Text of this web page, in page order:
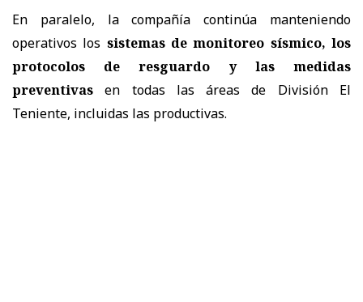
En paralelo, la compañía continúa manteniendo
operativos los sistemas de monitoreo sísmico, los
protocolos de resguardo y las medidas
preventivas en todas las áreas de División El
Teniente, incluidas las productivas.